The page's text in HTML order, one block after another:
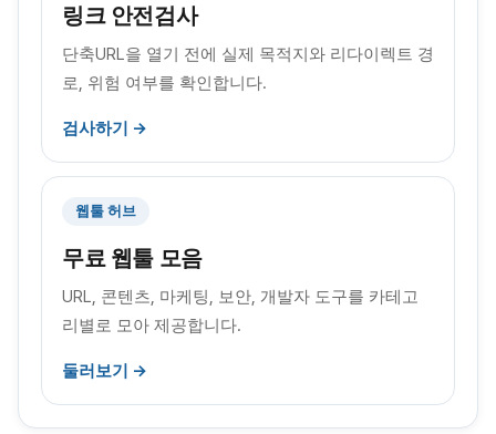
링크 안전검사
단축URL을 열기 전에 실제 목적지와 리다이렉트 경
로, 위험 여부를 확인합니다.
검사하기 →
웹툴 허브
무료 웹툴 모음
URL, 콘텐츠, 마케팅, 보안, 개발자 도구를 카테고
리별로 모아 제공합니다.
둘러보기 →